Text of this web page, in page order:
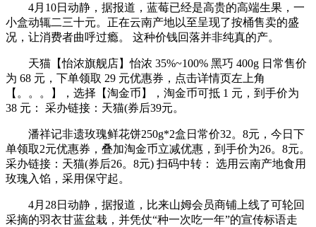
4月10日动静，据报道，蓝莓已经是高贵的高端生果，一
小盒动辄二三十元。正在云南产地以至呈现了按桶售卖的盛
况，让消费者曲呼过瘾。 这种价钱回落并非纯真的产。
天猫【怡浓旗舰店】怡浓 35%~100% 黑巧 400g 日常售价
为 68 元，下单领取 29 元优惠券，点击详情页左上角
【。。。】，选择【淘金币】，淘金币可抵 1 元，到手价为
38 元： 采办链接：天猫(券后39元。
潘祥记非遗玫瑰鲜花饼250g*2盒日常价32。8元，今日下
单领取2元优惠券，叠加淘金币立减优惠，到手价为26。8元。
采办链接：天猫(券后26。8元) 扫码中转： 选用云南产地食用
玫瑰入馅，采用保守起。
4月28日动静，据报道，比来山姆会员商铺上线了可轮回
采摘的羽衣甘蓝盆栽，并凭仗“种一次吃一年”的宣传标语走